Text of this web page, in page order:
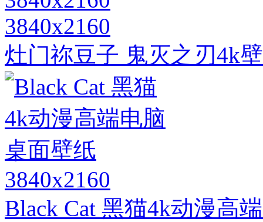
3840x2160
灶门祢豆子 鬼灭之刃4k
3840x2160
Black Cat 黑猫4k动漫高